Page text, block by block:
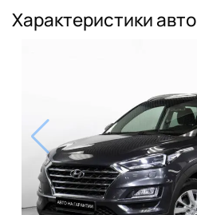
Характеристики авто